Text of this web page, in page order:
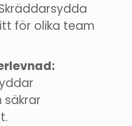
för olika team